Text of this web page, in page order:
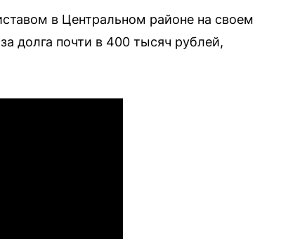
в Центральном районе на своем
долга почти в 400 тысяч рублей,